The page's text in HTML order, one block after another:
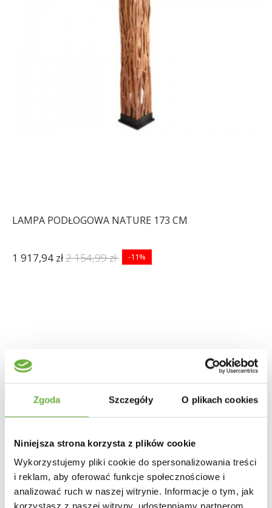
Zgoda Szczegóły O plikach cookies
Niniejsza strona korzysta z plików cookie
Wykorzystujemy pliki cookie do spersonalizowania treści
i reklam, aby oferować funkcje społecznościowe i
analizować ruch w naszej witrynie. Informacje o tym, jak
korzystasz z naszej witryny, udostępniamy partnerom
LAMPA PODŁOGOWA NATURE 173 CM
1 917,94 zł2 154,99 zł -11%